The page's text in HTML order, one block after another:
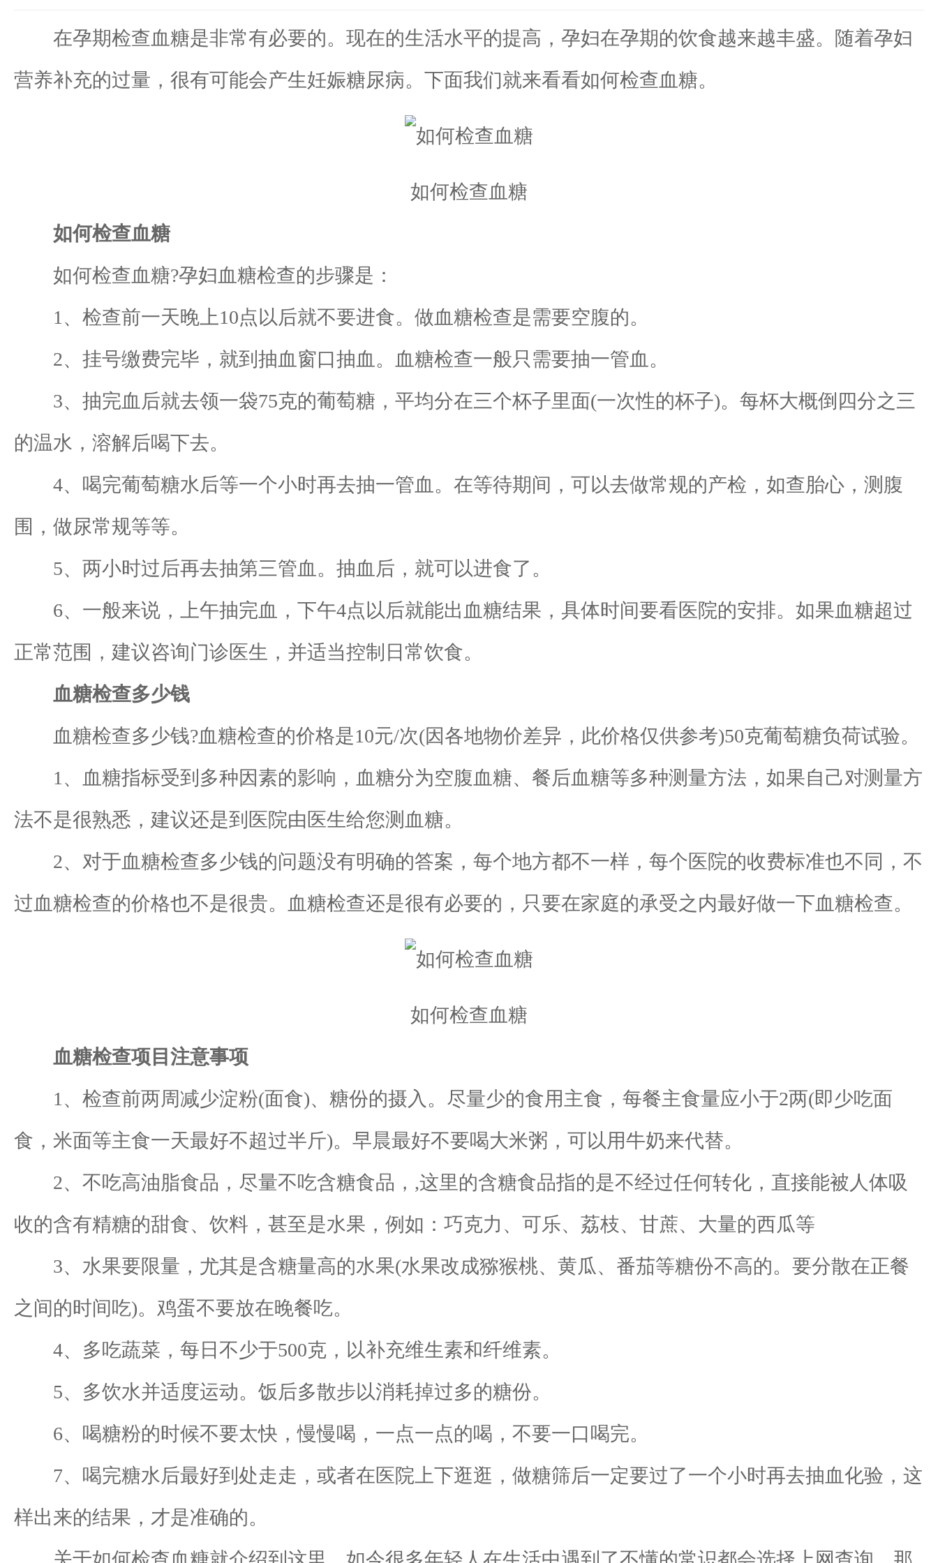
在孕期检查血糖是非常有必要的。现在的生活水平的提高，孕妇在孕期的饮食越来越丰盛。随着孕妇
营养补充的过量，很有可能会产生妊娠糖尿病。下面我们就来看看如何检查血糖。
如何检查血糖
如何检查血糖
如何检查血糖?孕妇血糖检查的步骤是：
1、检查前一天晚上10点以后就不要进食。做血糖检查是需要空腹的。
2、挂号缴费完毕，就到抽血窗口抽血。血糖检查一般只需要抽一管血。
3、抽完血后就去领一袋75克的葡萄糖，平均分在三个杯子里面(一次性的杯子)。每杯大概倒四分之三
的温水，溶解后喝下去。
4、喝完葡萄糖水后等一个小时再去抽一管血。在等待期间，可以去做常规的产检，如查胎心，测腹
围，做尿常规等等。
5、两小时过后再去抽第三管血。抽血后，就可以进食了。
6、一般来说，上午抽完血，下午4点以后就能出血糖结果，具体时间要看医院的安排。如果血糖超过
正常范围，建议咨询门诊医生，并适当控制日常饮食。
血糖检查多少钱
血糖检查多少钱?血糖检查的价格是10元/次(因各地物价差异，此价格仅供参考)50克葡萄糖负荷试验。
1、血糖指标受到多种因素的影响，血糖分为空腹血糖、餐后血糖等多种测量方法，如果自己对测量方
法不是很熟悉，建议还是到医院由医生给您测血糖。
2、对于血糖检查多少钱的问题没有明确的答案，每个地方都不一样，每个医院的收费标准也不同，不
过血糖检查的价格也不是很贵。血糖检查还是很有必要的，只要在家庭的承受之内最好做一下血糖检查。
如何检查血糖
血糖检查项目注意事项
1、检查前两周减少淀粉(面食)、糖份的摄入。尽量少的食用主食，每餐主食量应小于2两(即少吃面
食，米面等主食一天最好不超过半斤)。早晨最好不要喝大米粥，可以用牛奶来代替。
2、不吃高油脂食品，尽量不吃含糖食品，,这里的含糖食品指的是不经过任何转化，直接能被人体吸
收的含有精糖的甜食、饮料，甚至是水果，例如：巧克力、可乐、荔枝、甘蔗、大量的西瓜等
3、水果要限量，尤其是含糖量高的水果(水果改成猕猴桃、黄瓜、番茄等糖份不高的。要分散在正餐
之间的时间吃)。鸡蛋不要放在晚餐吃。
4、多吃蔬菜，每日不少于500克，以补充维生素和纤维素。
5、多饮水并适度运动。饭后多散步以消耗掉过多的糖份。
6、喝糖粉的时候不要太快，慢慢喝，一点一点的喝，不要一口喝完。
7、喝完糖水后最好到处走走，或者在医院上下逛逛，做糖筛后一定要过了一个小时再去抽血化验，这
样出来的结果，才是准确的。